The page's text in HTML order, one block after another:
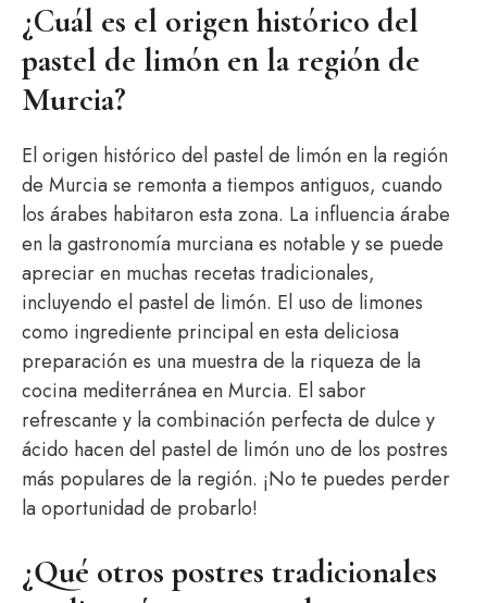
¿Cuál es el origen histórico del
pastel de limón en la región de
Murcia?
El origen histórico del pastel de limón en la región
de Murcia se remonta a tiempos antiguos, cuando
los árabes habitaron esta zona. La influencia árabe
en la gastronomía murciana es notable y se puede
apreciar en muchas recetas tradicionales,
incluyendo el pastel de limón. El uso de limones
como ingrediente principal en esta deliciosa
preparación es una muestra de la riqueza de la
cocina mediterránea en Murcia. El sabor
refrescante y la combinación perfecta de dulce y
ácido hacen del pastel de limón uno de los postres
más populares de la región. ¡No te puedes perder
la oportunidad de probarlo!
¿Qué otros postres tradicionales